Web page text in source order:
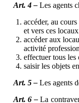
Art. 4 – Les agents
accéder, au
et vers ces
accéder aux
activité
effectuer tous les
saisir les objets
Art. 5 – Les agents
Art. 6 –La